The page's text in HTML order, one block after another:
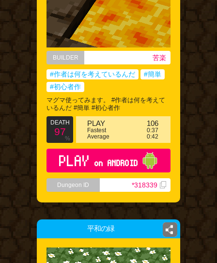
BUILDER 苦楽
#作者は何を考えているんだ
#簡単
#初心者作
マグマ使ってみます。 #作者は何を考えて
いるんだ #簡単 #初心者作
DEATH
97
%
PLAY 106
Fastest
0:37
Average
0:42
PLAY on ANDROID
Dungeon ID *318339
平和の緑